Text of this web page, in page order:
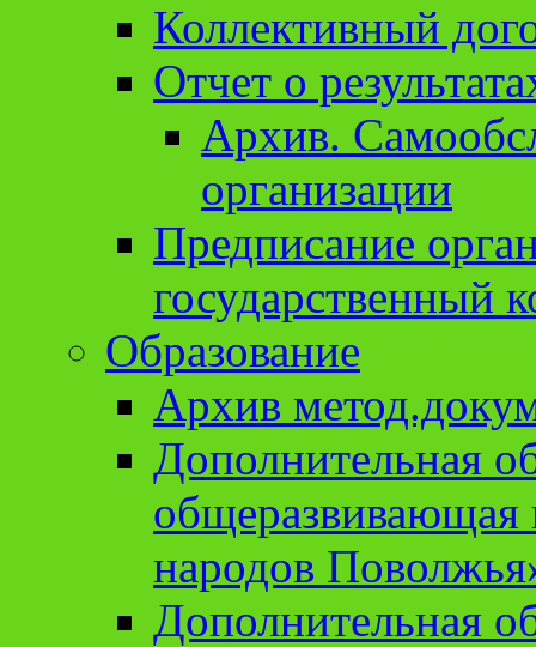
Коллективный
Отчет о
Архив.
организации
Предписание
государственный
Образование
Архив
Дополнительная
народов
Дополнительная